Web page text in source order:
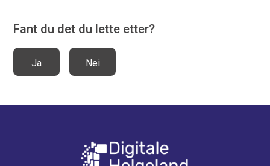
Fant du det du lette etter?
Ja Nei